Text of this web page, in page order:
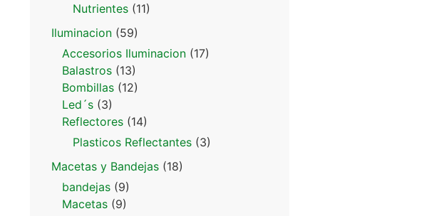
Nutrientes (11)
Iluminacion (59)
Accesorios Iluminacion (17)
Balastros (13)
Bombillas (12)
Led´s (3)
Reflectores (14)
Plasticos Reflectantes (3)
Macetas y Bandejas (18)
bandejas (9)
Macetas (9)